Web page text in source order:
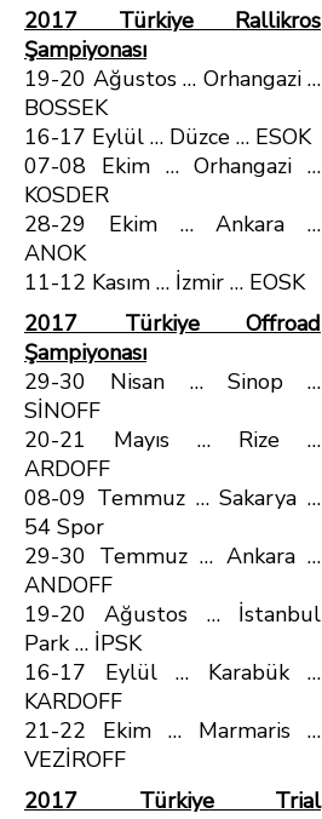
2017 Türkiye Rallikros
Şampiyonası
19-20 Ağustos … Orhangazi …
BOSSEK
16-17 Eylül … Düzce … ESOK
07-08 Ekim … Orhangazi …
KOSDER
28-29 Ekim … Ankara …
ANOK
11-12 Kasım … İzmir … EOSK
2017 Türkiye Offroad
Şampiyonası
29-30 Nisan … Sinop …
SİNOFF
20-21 Mayıs … Rize …
ARDOFF
08-09 Temmuz … Sakarya …
54 Spor
29-30 Temmuz … Ankara …
ANDOFF
19-20 Ağustos … İstanbul
Park … İPSK
16-17 Eylül … Karabük …
KARDOFF
21-22 Ekim … Marmaris …
VEZİROFF
2017 Türkiye Trial